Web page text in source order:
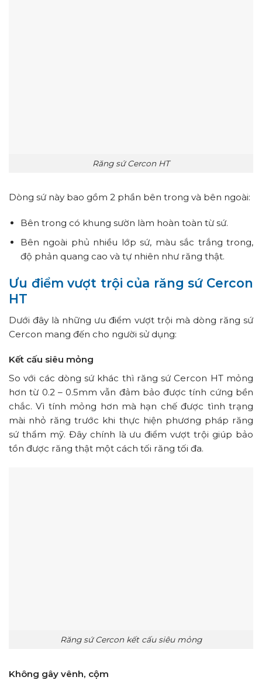
Răng sứ Cercon HT
Dòng sứ này bao gồm 2 phần bên trong và bên ngoài:
Bên trong có khung sườn làm hoàn toàn từ sứ.
Bên ngoài phủ nhiều lớp sứ, màu sắc trắng trong,
độ phản quang cao và tự nhiên như răng thật.
Ưu điểm vượt trội của răng sứ Cercon
HT
Dưới đây là những ưu điểm vượt trội mà dòng răng sứ
Cercon mang đến cho người sử dụng:
Kết cấu siêu mỏng
So với các dòng sứ khác thì răng sứ Cercon HT mỏng
hơn từ 0.2 – 0.5mm vẫn đảm bảo được tính cứng bền
chắc. Vì tính mỏng hơn mà hạn chế được tình trạng
mài nhỏ răng trước khi thực hiện phương pháp răng
sứ thẩm mỹ. Đây chính là ưu điểm vượt trội giúp bảo
tồn được răng thật một cách tối răng tối đa.
Răng sứ Cercon kết cấu siêu mỏng
Không gây vênh, cộm